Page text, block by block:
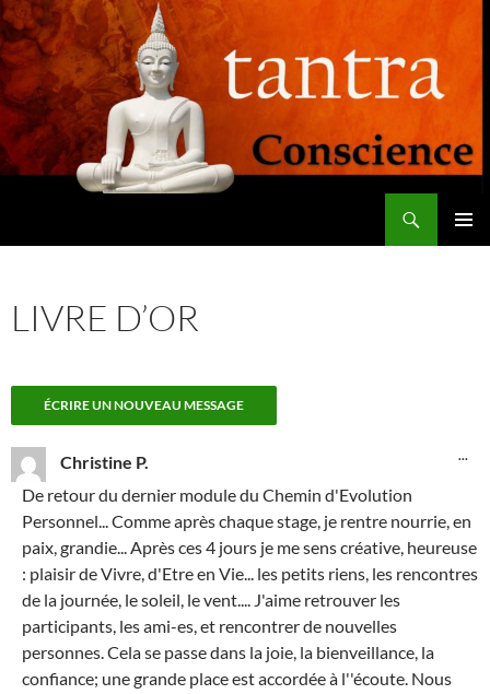
Aller
au
contenu
LIVRE D’OR
Christine P.
De retour du dernier module du Chemin d'Evolution
Personnel... Comme après chaque stage, je rentre nourrie, en
paix, grandie... Après ces 4 jours je me sens créative, heureuse
: plaisir de Vivre, d'Etre en Vie... les petits riens, les rencontres
de la journée, le soleil, le vent.... J'aime retrouver les
participants, les ami-es, et rencontrer de nouvelles
personnes. Cela se passe dans la joie, la bienveillance, la
confiance; une grande place est accordée à l''écoute. Nous
...